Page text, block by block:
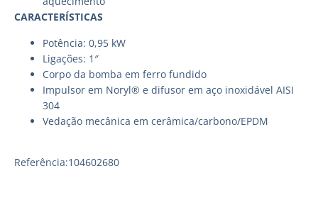
CARACTERÍSTICAS
Potência: 0,95 kW
Ligações: 1″
Corpo da bomba em ferro fundido
Impulsor em Noryl® e difusor em aço inoxidável AISI
304
Vedação mecânica em cerâmica/carbono/EPDM
Referência:104602680